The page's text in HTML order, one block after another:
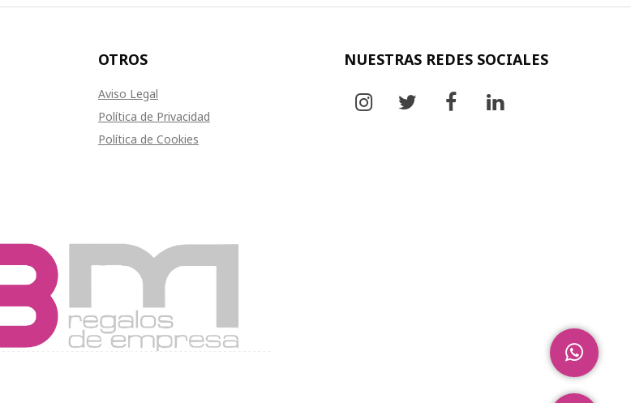
OTROS
Aviso Legal
Política de Privacidad
Política de Cookies
NUESTRAS REDES SOCIALES